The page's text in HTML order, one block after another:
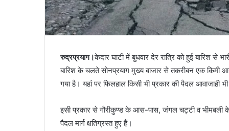
रुद्रप्रयाग।केदार घाटी में बुधवार देर रात्रि को हुई बारिश से
बारिश के चलते सोनप्रयाग मुख्य बाजार से तकरीबन एक किमी
गया है। यहां पर फिलहाल किसी भी प्रकार की पैदल आवाजाही
इसी प्रकार से गौरीकुण्ड के आस-पास, जंगल चट्टी व भीमबली
पैदल मार्ग क्षतिग्रस्त हुए हैं।